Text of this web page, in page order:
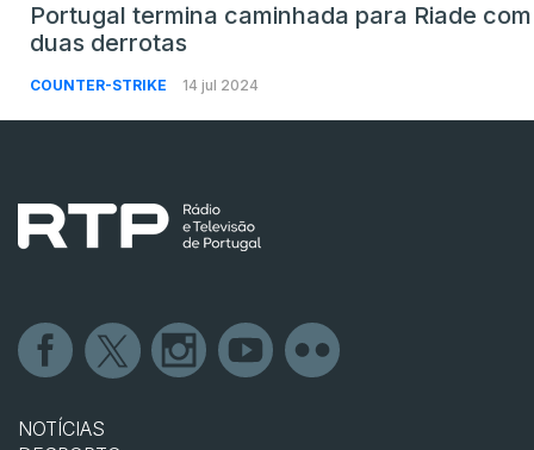
Portugal termina caminhada para Riade com
duas derrotas
COUNTER-STRIKE 14 jul 2024
NOTÍCIAS